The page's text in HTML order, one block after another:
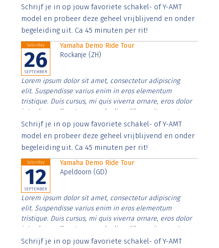
Aenean faucibus nibh et justo cursus id rutrum lorem
imperdiet. Nunc ut sem vitae risus tristique posuere.
Schrijf je in op jouw favoriete schakel- of Y-AMT
model en probeer deze geheel vrijblijvend en onder
begeleiding uit. Ca 45 minuten per rit!
Saturday
26
SEPTEMBER
Yamaha Demo Ride Tour
Rockanje (ZH)
Lorem ipsum dolor sit amet, consectetur adipiscing
elit. Suspendisse varius enim in eros elementum
tristique. Duis cursus, mi quis viverra ornare, eros dolor
interdum nulla, ut commodo diam libero vitae erat.
Aenean faucibus nibh et justo cursus id rutrum lorem
imperdiet. Nunc ut sem vitae risus tristique posuere.
Schrijf je in op jouw favoriete schakel- of Y-AMT
model en probeer deze geheel vrijblijvend en onder
begeleiding uit. Ca 45 minuten per rit!
Saturday
12
SEPTEMBER
Yamaha Demo Ride Tour
Apeldoorn (GD)
Lorem ipsum dolor sit amet, consectetur adipiscing
elit. Suspendisse varius enim in eros elementum
tristique. Duis cursus, mi quis viverra ornare, eros dolor
interdum nulla, ut commodo diam libero vitae erat.
Aenean faucibus nibh et justo cursus id rutrum lorem
Schrijf je in op jouw favoriete schakel- of Y-AMT